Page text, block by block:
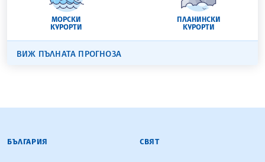
МОРСКИ
КУРОРТИ
ПЛАНИНСКИ
КУРОРТИ
ВИЖ ПЪЛНАТА ПРОГНОЗА
БЪЛГАРСКА ТЕЛЕГРАФНА АГЕНЦИЯ
БЪЛГАРИЯ СВЯТ